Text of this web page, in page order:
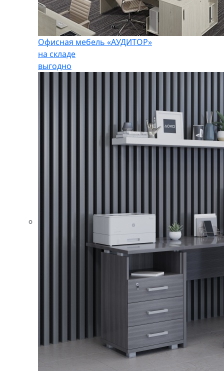
Офисная мебель «АУДИТОР»
на складе
выгодно